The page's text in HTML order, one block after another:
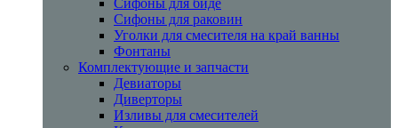
Сифоны для раковин
Уголки для смесителя на край ванны
Фонтаны
Комплектующие и запчасти
Девиаторы
Диверторы
Изливы для смесителей